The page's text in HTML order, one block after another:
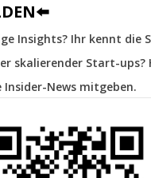
Insights? Ihr kennt die
skalierender Start-ups?
Insider-News mitgeben.